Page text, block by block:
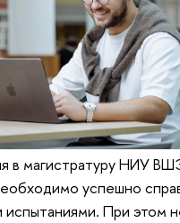
в магистратуру НИУ
успешно
испытаниями. При этом